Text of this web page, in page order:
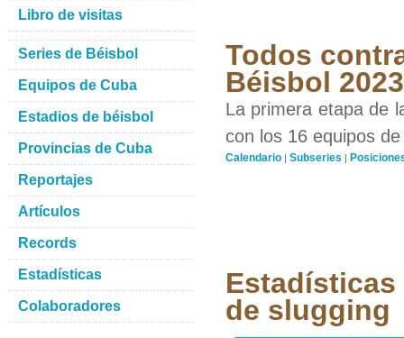
Todos
Béisbol 2023
La primera etapa de
con los 16 equipos
Calendario | Subseries |
Estadísticas
de slugging
Libro de visitas
Series de Béisbol
Equipos de Cuba
Estadios de béisbol
Provincias de Cuba
Reportajes
Artículos
Records
Estadísticas
Colaboradores